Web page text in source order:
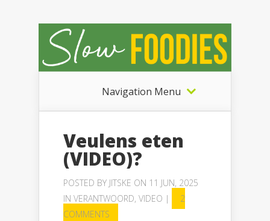
Navigation Menu
Veulens eten
(VIDEO)?
POSTED BY JITSKE ON 11 JUN, 2025
IN VERANTWOORD, VIDEO |
2
COMMENTS